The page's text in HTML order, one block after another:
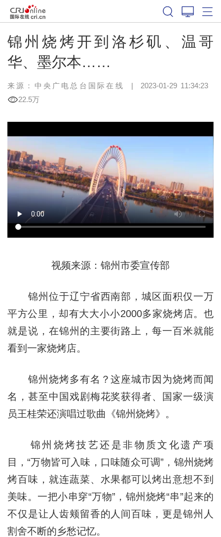
锦州烧烤开到洛杉矶、温哥
华、墨尔本……
来源：中央广电总台国际在线 | 2023-01-29 11:34:23
22.5万
视频来源：锦州市委宣传部
锦州位于辽宁省西南部，城区面积仅一万
平方公里，却有大大小小2000多家烧烤店。也
就是说，在锦州的主要街路上，每一百米就能
看到一家烧烤店。
锦州烧烤多有名？这座城市因为烧烤而闻
名，甚至中国戏剧梅花奖获得者、国家一级演
员王桂荣还演唱过歌曲《锦州烧烤》。
锦州烧烤技艺还是非物质文化遗产项
目，“万物皆可入味，口味随众可调”，锦州烧烤
烤百味，就连蔬菜、水果都可以烤出意想不到
美味。一把小串穿“万物”，锦州烧烤“串”起来的
不仅是让人齿颊留香的人间百味，更是锦州人
割舍不断的乡愁记忆。